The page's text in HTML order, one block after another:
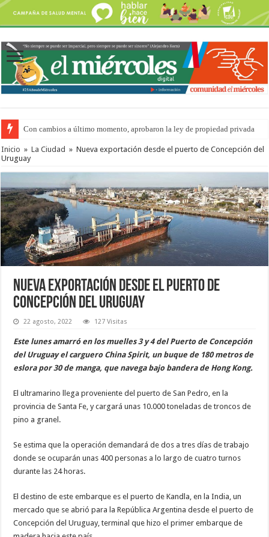
Con cambios a último momento, aprobaron la ley de propiedad privada
Inicio » La Ciudad » Nueva exportación desde el puerto de Concepción del
Uruguay
Nueva exportación desde el puerto de
Concepción del Uruguay
22 agosto, 2022 127 Visitas
Este lunes amarró en los muelles 3 y 4 del Puerto de Concepción
del Uruguay el carguero China Spirit, un buque de 180 metros de
eslora por 30 de manga, que navega bajo bandera de Hong Kong.
El ultramarino llega proveniente del puerto de San Pedro, en la
provincia de Santa Fe, y cargará unas 10.000 toneladas de troncos de
pino a granel.
Se estima que la operación demandará de dos a tres días de trabajo
donde se ocuparán unas 400 personas a lo largo de cuatro turnos
durante las 24 horas.
El destino de este embarque es el puerto de Kandla, en la India, un
mercado que se abrió para la República Argentina desde el puerto de
Concepción del Uruguay, terminal que hizo el primer embarque de